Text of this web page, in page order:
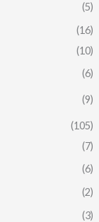
(5)
(16)
(10)
(6)
(9)
(105)
(7)
(6)
(2)
(3)